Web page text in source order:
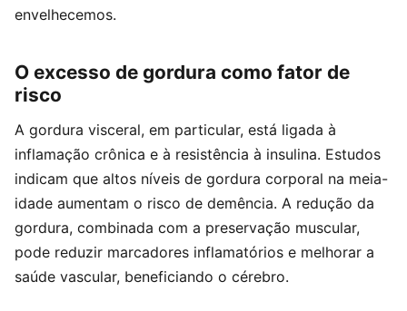
envelhecemos.
O excesso de gordura como fator de
risco
A gordura visceral, em particular, está ligada à
inflamação crônica e à resistência à insulina. Estudos
indicam que altos níveis de gordura corporal na meia-
idade aumentam o risco de demência. A redução da
gordura, combinada com a preservação muscular,
pode reduzir marcadores inflamatórios e melhorar a
saúde vascular, beneficiando o cérebro.